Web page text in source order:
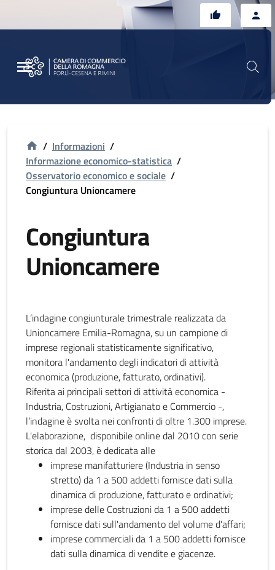
/ Informazioni /
Informazione economico-statistica /
Osservatorio economico e sociale /
Congiuntura Unioncamere
Congiuntura
Unioncamere
L’indagine congiunturale trimestrale realizzata da
Unioncamere Emilia-Romagna, su un campione di
imprese regionali statisticamente significativo,
monitora l'andamento degli indicatori di attività
economica (produzione, fatturato, ordinativi).
Riferita ai principali settori di attività economica -
Industria, Costruzioni, Artigianato e Commercio -,
l’indagine è svolta nei confronti di oltre 1.300 imprese.
L'elaborazione, disponibile online dal 2010 con serie
storica dal 2003, è dedicata alle
imprese manifatturiere (Industria in senso
stretto) da 1 a 500 addetti fornisce dati sulla
dinamica di produzione, fatturato e ordinativi;
imprese delle Costruzioni da 1 a 500 addetti
fornisce dati sull'andamento del volume d'affari;
imprese commerciali da 1 a 500 addetti fornisce
dati sulla dinamica di vendite e giacenze.